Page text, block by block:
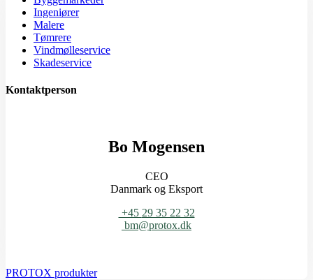
Ingeniører
Malere
Tømrere
Vindmølleservice
Skadeservice
Kontaktperson
Bo Mogensen
CEO
Danmark og Eksport
+45 29 35 22 32
bm@protox.dk
PROTOX produkter